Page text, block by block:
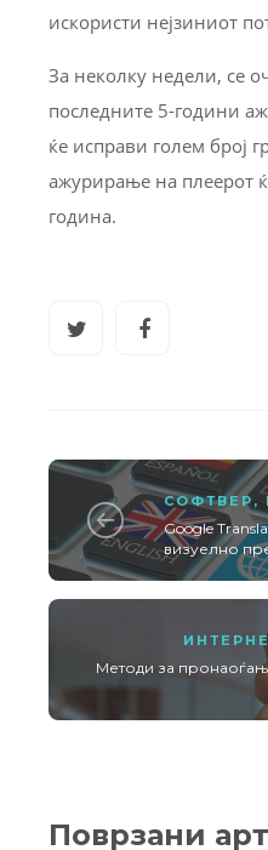
искористи нејзиниот
За неколку недели, се
последните 5-години
ќе исправи голем број
ажурирање на плеерот
година.
СОФТВЕР ,
Google
визуелно
Методи за
Поврзани